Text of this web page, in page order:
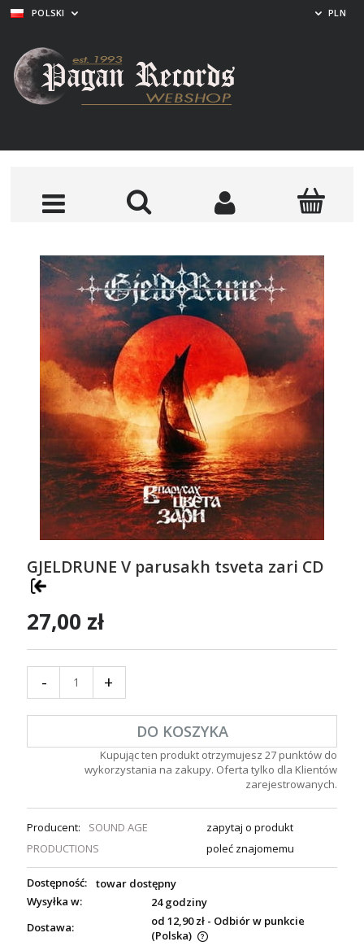
POLSKI PLN
GJELDRUNE V parusakh tsveta zari CD
27,00 zł
- +
DO KOSZYKA
Kupując ten produkt otrzymujesz 27 punktów do
wykorzystania na zakupy. Oferta tylko dla Klientów
zarejestrowanych.
Producent:
SOUND AGE
PRODUCTIONS
zapytaj o produkt
poleć znajomemu
Dostępność:
towar dostępny
Wysyłka w:
24 godziny
Dostawa:
od 12,90 zł - Odbiór w punkcie
(Polska)